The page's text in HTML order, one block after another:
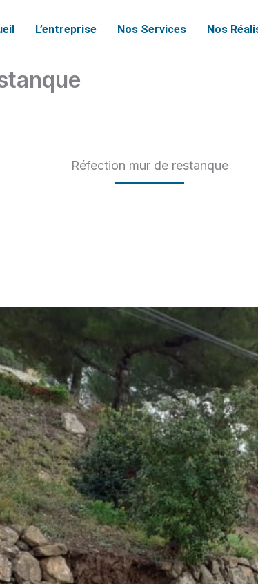
L’entreprise Nos Services Nos
Réfection mur de restanque